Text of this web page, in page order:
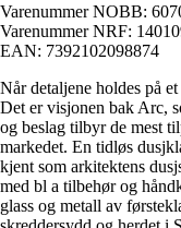
Varenummer NOBB:
Varenummer NRF:
EAN: 7392102098874
Når detaljene holdes på
Det er visjonen bak Arc,
og beslag tilbyr de mest
markedet. En tidløs
kjent som arkitektens
med bl a tilbehør og
glass og metall av